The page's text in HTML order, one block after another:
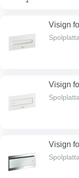
Visign
Visign
Visign